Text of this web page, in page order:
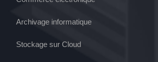
Archivage informatique
Stockage sur Cloud